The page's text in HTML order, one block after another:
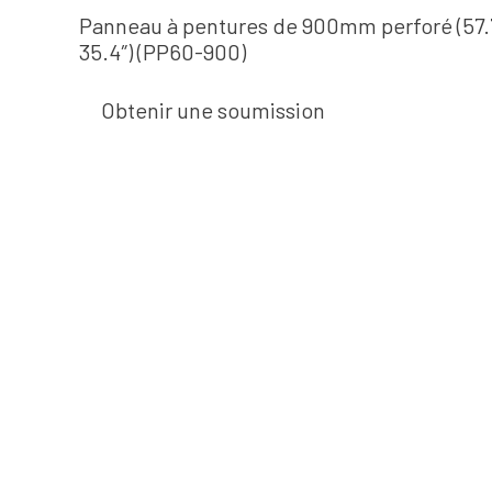
Panneau à pentures de 900mm perforé
35.4″) (PP60-900)
Obtenir une soumission